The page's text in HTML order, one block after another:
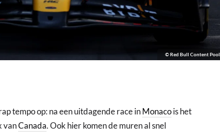
© Red Bull Content Pool
tempo op: na een uitdagende race inMonacois het
vanCanada. Ook hier komen de muren al snel